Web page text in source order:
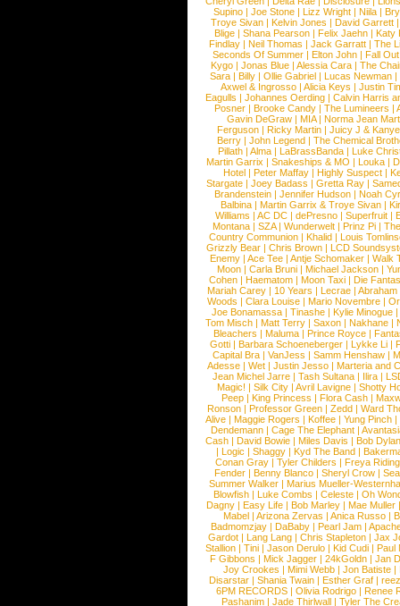
Supino |Joe Stone |Lizz Wright |Niila |
Troye Sivan | Kelvin Jones | David Garrett
Blige | Shana Pearson | Felix Jaehn | Katy
Findlay |Neil Thomas |Jack Garratt |The
Seconds Of Summer |Elton John |Fall
Kygo |Jonas Blue |Alessia Cara |The
Sara |Billy |Ollie Gabriel |Lucas Newman |
Axwel & Ingrosso | Alicia Keys | Justin
Eagulls |Johannes Oerding |Calvin Harris
Posner |Brooke Candy |The Lumineers |
Gavin DeGraw | MIA| Norma Jean
Ferguson | Ricky Martin | Juicy J &
Berry | John Legend | The Chemical
Pillath |Alma |LaBrassBanda |Luke
Martin Garrix | Snakeships & MO | Louka |
Hotel | Peter Maffay | Highly Suspect |
Stargate |Joey Badass |Gretta Ray |
Brandenstein |Jennifer Hudson |Noah
Balbina | Martin Garrix & Troye Sivan |
Williams |AC DC |dePresno |Superfruit |
Montana |SZA|Wunderwelt |Prinz Pi |
Country Communion | Khalid | Louis
Grizzly Bear | Chris Brown | LCD
Enemy | Ace Tee | Antje Schomaker | Walk
Moon |Carla Bruni |Michael Jackson |
Cohen |Haematom |Moon Taxi |Die
Mariah Carey | 10 Years | Lecrae | Abraham
Woods |Clara Louise |Mario Novembre |
Joe Bonamassa | Tinashe | Kylie Minogue |
Tom Misch |Matt Terry |Saxon |Nakhane |
Bleachers | Maluma | Prince Royce |
Gotti |Barbara Schoeneberger |Lykke Li |
Capital Bra |VanJess |Samm Henshaw |
Adesse |Wet |Justin Jesso |Marteria and
Jean Michel Jarre |Tash Sultana | Ilira |
Magic! | Silk City | Avril Lavigne | Shotty
Peep |King Princess |Flora Cash |
Ronson |Professor Green |Zedd |Ward
Alive |Maggie Rogers |Koffee |Yung Pinch |
Dendemann |Cage The Elephant |
Cash | David Bowie | Miles Davis | Bob Dylan
|Logic |Shaggy |Kyd The Band |
Conan Gray |Tyler Childers |Freya
Fender |Benny Blanco |Sheryl Crow |
Summer Walker |Marius Mueller-
Blowfish | Luke Combs | Celeste | Oh
Dagny |Easy Life |Bob Marley |Mae Muller
Mabel |Arizona Zervas |Anica Russo |
Badmomzjay |DaBaby |Pearl Jam |
Gardot | Lang Lang | Chris Stapleton | Jax
Stallion |Tini |Jason Derulo |Kid Cudi |Paul
F Gibbons | Mick Jagger | 24kGoldn | Jan
Joy Crookes | Mimi Webb | Jon Batiste |
Disarstar | Shania Twain | Esther Graf |
6PM RECORDS | Olivia Rodrigo | Renee
Pashanim |Jade Thirlwall |Tyler The